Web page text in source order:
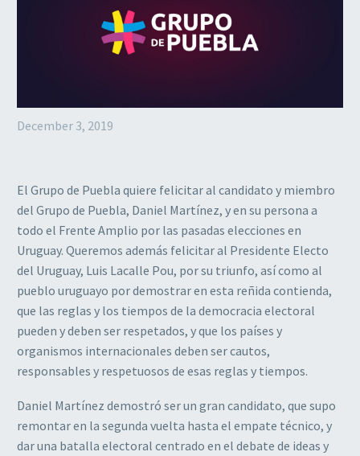
December 3, 2019
El Grupo de Puebla quiere felicitar al candidato y miembro
del Grupo de Puebla, Daniel Martínez, y en su persona a
todo el Frente Amplio por las pasadas elecciones en
Uruguay. Queremos además felicitar al Presidente Electo
del Uruguay, Luis Lacalle Pou, por su triunfo, así como al
pueblo uruguayo por demostrar en esta reñida contienda,
que las reglas y los tiempos de la democracia electoral
pueden y deben ser respetados, y que los países y
organismos internacionales deben ser cautos,
responsables y respetuosos de esas reglas y tiempos.
Daniel Martínez demostró ser un gran candidato, que supo
remontar en la segunda vuelta hasta el empate técnico, y
dar una batalla electoral centrado en el debate de ideas y